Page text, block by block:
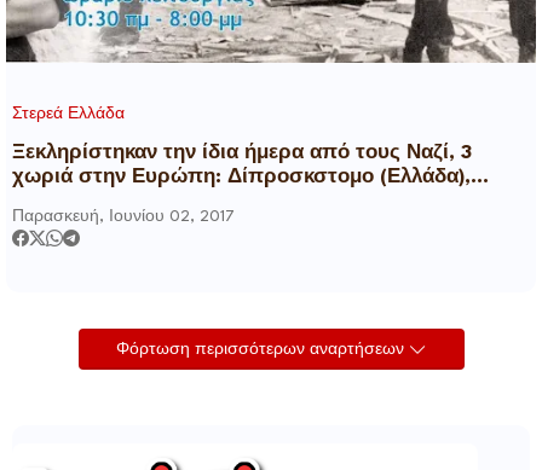
Στερεά Ελλάδα
Ξεκληρίστηκαν την ίδια ήμερα από τους Ναζί, 3
χωριά στην Ευρώπη: Δίπροσκστομο (Ελλάδα),
Παρασκευή, Ιουνίου 02, 2017
Φόρτωση περισσότερων αναρτήσεων